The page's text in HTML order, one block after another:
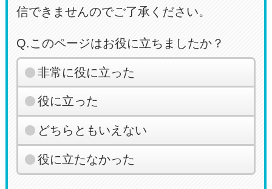
信できませんのでご了承ください。
Q.このページはお役に立ちましたか？
非常に役に立った
役に立った
どちらともいえない
役に立たなかった